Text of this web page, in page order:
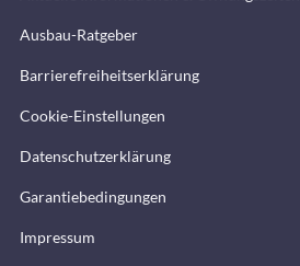
Ausbau-Ratgeber
Barrierefreiheitserklärung
Cookie-Einstellungen
Datenschutzerklärung
Garantiebedingungen
Impressum